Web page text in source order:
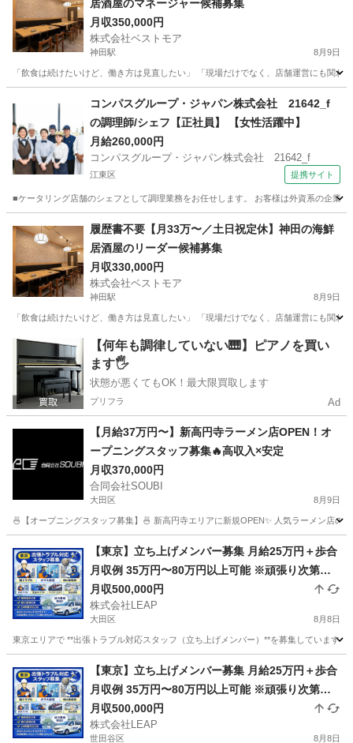
居酒屋のマネージャー候補募集
月収350,000円
株式会社ベストモア
神田駅 8月9日
「飲食は続けたいけど、働き方は見直したい」 「現場だけでなく、店舗運営にも関
神田駅 未経験
コンパスグループ・ジャパン株式会社 21642_f
の調理師/シェフ【正社員】 【女性活躍中】
月給260,000円
コンパスグループ・ジャパン株式会社 21642_f
江東区 提携サイト
■ケータリング店舗のシェフとして調理業務をお任せします。 お客様は外資系の企業
調理師
履歴書不要【月33万〜／土日祝定休】神田の海鮮
居酒屋のリーダー候補募集
月収330,000円
株式会社ベストモア
神田駅 8月9日
「飲食は続けたいけど、働き方は見直したい」 「現場だけでなく、店舗運営にも関
東京 千代田区 神田駅 飲食 業務
【何年も調律していない🎹】ピアノを買い
ます🖐️
状態が悪くてもOK！最大限買取します
プリフラ Ad
【月給37万円〜】新高円寺ラーメン店OPEN！オ
ープニングスタッフ募集🔥高収入×安定
月収370,000円
合同会社SOUBI
大田区 8月9日
🍜【オープニングスタッフ募集】🍜 新高円寺エリアに新規OPEN✨ 人気ラーメン
飲食 社会保険
【東京】立ち上げメンバー募集 月給25万円＋歩合
月収例 35万円〜80万円以上可能 ※頑張り次第で
高収入可能 ※繁忙期は100万円以上の実績あり
月収500,000円
株式会社LEAP
大田区 8月8日
東京エリアで **出張トラブル対応スタッフ（立ち上げメンバー）**を募集しています
その他 トラブル
【東京】立ち上げメンバー募集 月給25万円＋歩合
月収例 35万円〜80万円以上可能 ※頑張り次第で
高収入可能 ※繁忙期は100万円以上の実績あり
月収500,000円
株式会社LEAP
世田谷区 8月8日